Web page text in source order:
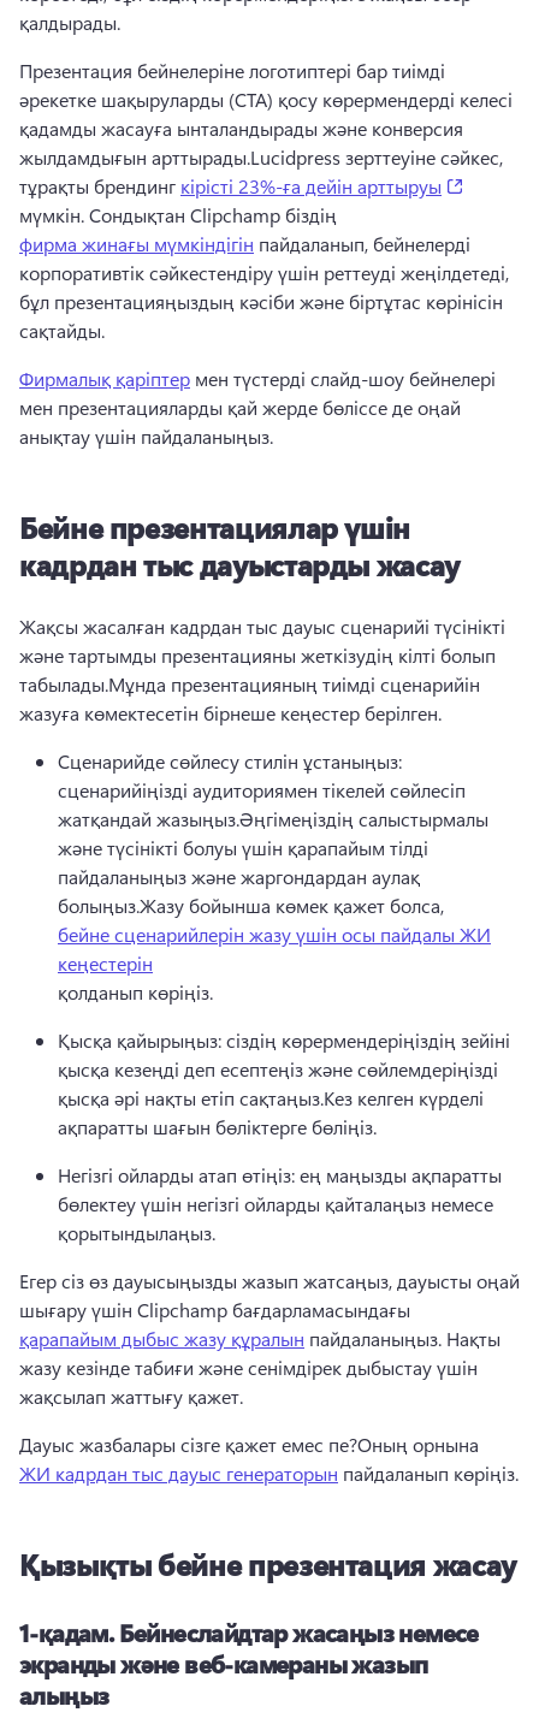
қалдырады.
Презентация бейнелеріне логотиптері бар тиімді
әрекетке шақыруларды (CTA) қосу көрермендерді келесі
қадамды жасауға ынталандырады және конверсия
жылдамдығын арттырады.Lucidpress зерттеуіне сәйкес,
тұрақты брендинг кірісті 23%-ға дейін арттыруы
мүмкін. Сондықтан Clipchamp біздің
фирма жинағы мүмкіндігін пайдаланып, бейнелерді
корпоративтік сәйкестендіру үшін реттеуді жеңілдетеді,
бұл презентацияңыздың кәсіби және біртұтас көрінісін
сақтайды.
Фирмалық қаріптер мен түстерді слайд-шоу бейнелері
мен презентацияларды қай жерде бөліссе де оңай
анықтау үшін пайдаланыңыз.
Бейне презентациялар үшін
кадрдан тыс дауыстарды жасау
Жақсы жасалған кадрдан тыс дауыс сценарийі түсінікті
және тартымды презентацияны жеткізудің кілті болып
табылады.Мұнда презентацияның тиімді сценарийін
жазуға көмектесетін бірнеше кеңестер берілген.
Сценарийде сөйлесу стилін ұстаныңыз:
сценарийіңізді аудиториямен тікелей сөйлесіп
жатқандай жазыңыз.Әңгімеңіздің салыстырмалы
және түсінікті болуы үшін қарапайым тілді
пайдаланыңыз және жаргондардан аулақ
болыңыз.Жазу бойынша көмек қажет болса,
бейне сценарийлерін жазу үшін осы пайдалы ЖИ
кеңестерін
қолданып көріңіз.
Қысқа қайырыңыз: сіздің көрермендеріңіздің зейіні
қысқа кезеңді деп есептеңіз және сөйлемдеріңізді
қысқа әрі нақты етіп сақтаңыз.Кез келген күрделі
ақпаратты шағын бөліктерге бөліңіз.
Негізгі ойларды атап өтіңіз: ең маңызды ақпаратты
бөлектеу үшін негізгі ойларды қайталаңыз немесе
қорытындылаңыз.
Егер сіз өз дауысыңызды жазып жатсаңыз, дауысты оңай
шығару үшін Clipchamp бағдарламасындағы
қарапайым дыбыс жазу құралын пайдаланыңыз. Нақты
жазу кезінде табиғи және сенімдірек дыбыстау үшін
жақсылап жаттығу қажет.
Дауыс жазбалары сізге қажет емес пе?Оның орнына
ЖИ кадрдан тыс дауыс генераторын
Қызықты бейне презентация жасау
1-қадам.Бейнеслайдтар жасаңыз немесе
экранды және веб-камераны жазып
алыңыз